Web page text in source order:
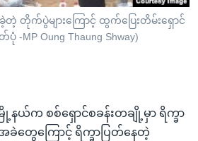
တဲ့ တိုက်ပွဲများကြောင့် ထွက်ပြေးတိမ်းရှောင်
ပုံ -MP Oung Thaung Shway)
ြို့နယ်က စစ်ရှောင်စခန်းတချို့မှာ ရိက္ခာ
ေကြောင့် ရိက္ခာပြတ်နေတဲ့